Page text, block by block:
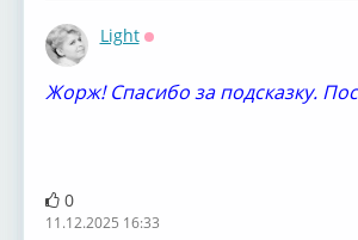
Light
Жорж! Спасибо за подсказку.
0
11.12.2025 16:33